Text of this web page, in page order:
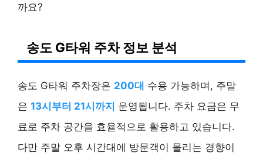
까요?
송도 G타워 주차 정보 분석
송도 G타워 주차장은 200대 수용 가능하며, 주말
은 13시부터 21시까지 운영됩니다. 주차 요금은 무
료로 주차 공간을 효율적으로 활용하고 있습니다.
다만 주말 오후 시간대에 방문객이 몰리는 경향이